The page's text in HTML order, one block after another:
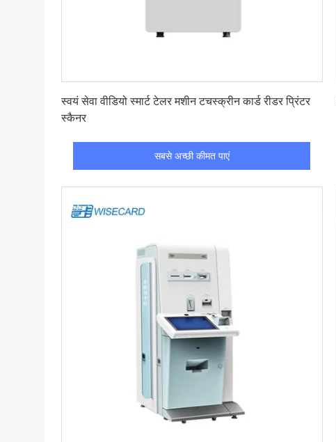
स्वयं सेवा वीडियो स्मार्ट टेलर मशीन टचस्क्रीन कार्ड रीडर प्रिंटर
स्कैनर
सबसे अच्छी कीमत पाएं